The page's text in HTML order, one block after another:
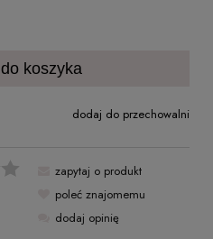
do koszyka
dodaj do przechowalni
zapytaj o produkt
poleć znajomemu
dodaj opinię